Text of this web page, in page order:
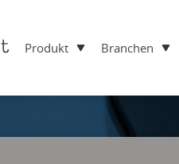
Produkt Branchen